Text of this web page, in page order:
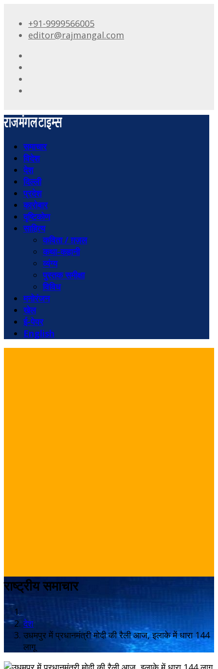
+91-9999566005
editor@rajmangal.com
समाचार
विदेश
देश
दिल्ली
प्रदेश
कारोबार
दृष्टिकोण
साहित्य
कविता / ग़ज़ल
कथा-कहानी
व्यंग्य
पुस्तक समीक्षा
विविध
मनोरंजन
खेल
ई-पेपर
English
राष्ट्रीय समाचार
देश
उधमपुर में प्रधानमंत्री मोदी की रैली आज, इलाके में धारा 144
लागू